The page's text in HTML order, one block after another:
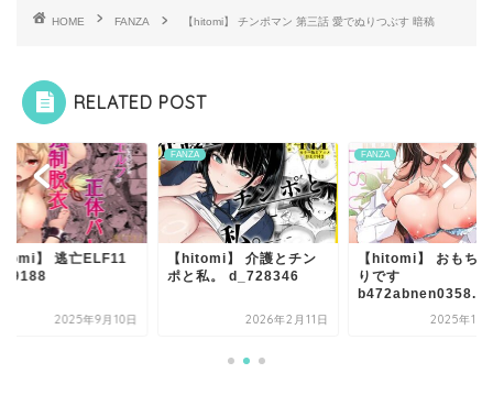
HOME FANZA 【hitomi】 チンポマン 第三話 愛でぬりつぶす 暗稿
RELATED POST
】 逃亡ELF11
2025年9月10日
FANZA
【hitomi】 介護とチン
ポと私。 d_728346
2026年2月11日
FANZA
【hitomi】 おもち
りです
b472abnen0358...
2025年11